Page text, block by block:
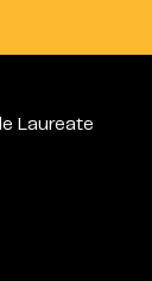
Laureate